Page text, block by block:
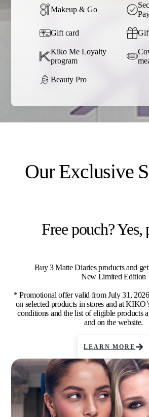
Makeup & Go
Gift card
Kiko Me Loyalty
program
Beauty Pro
Our Exclusive
Free pouch? Yes,
Buy 3 Matte Diaries products and
New Limited Edition
* Promotional offer valid from July 31,
on selected products in stores and at
conditions and the list of eligible products
and on the website.
LEARN MORE